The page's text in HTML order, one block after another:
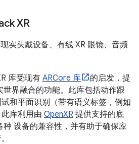
XR
现实头戴设备、有线 XR 眼镜、音频
库受现有ARCore 库
的启发，提
界融合的功能。此库包括动作跟
和平面识别（带有语义标签，例如
库利用由 OpenXR 提供支持的底
种 设备的兼容性，并有助于确保应